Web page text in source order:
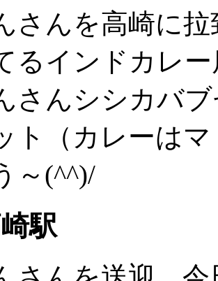
さんを高崎に
るインドカレ
さんシシカバ
ト（カレーは
～(^^)/
駅